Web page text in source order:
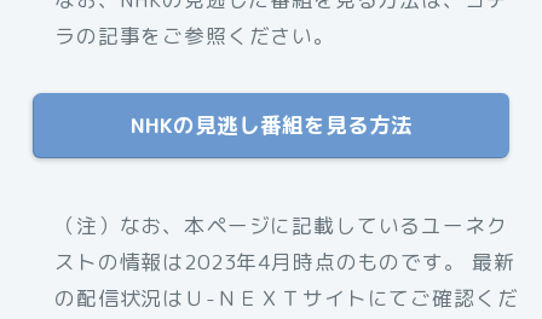
ラの記事をご参照ください。
NHKの見逃し番組を見る方法
（注）なお、本ページに記載しているユーネク
ストの情報は2023年4月時点のものです。 最新
の配信状況はＵ-ＮＥＸＴサイトにてご確認くだ